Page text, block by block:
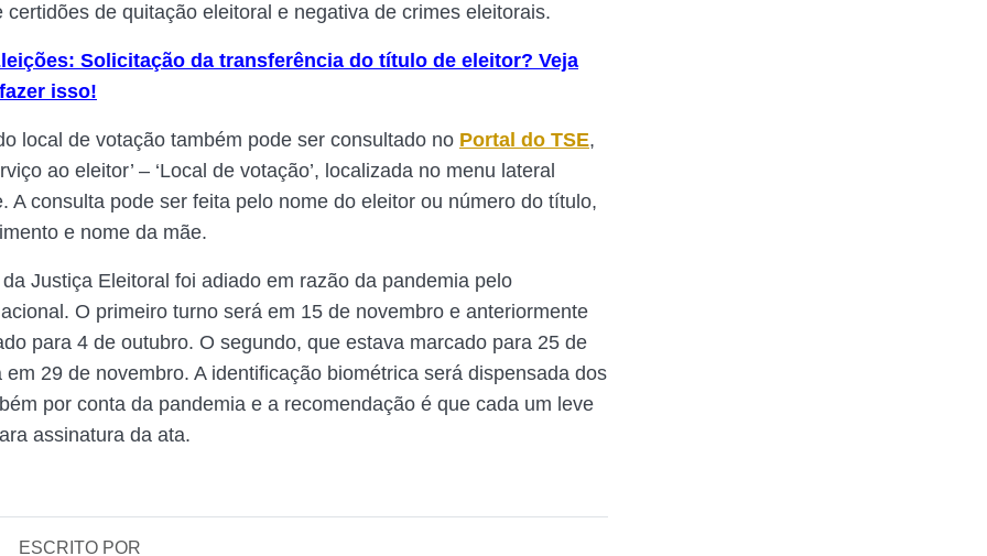
certidões de quitação eleitoral e negativa de crimes eleitorais.
Solicitação da transferência do título de eleitor? Veja
isso!
local de votação também pode ser consultado no Portal do TSE,
ao eleitor’ – ‘Local de votação’, localizada no menu lateral
A consulta pode ser feita pelo nome do eleitor ou número do título,
e nome da mãe.
Justiça Eleitoral foi adiado em razão da pandemia pelo
O primeiro turno será em 15 de novembro e anteriormente
para 4 de outubro. O segundo, que estava marcado para 25 de
em 29 de novembro. A identificação biométrica será dispensada dos
por conta da pandemia e a recomendação é que cada um leve
assinatura da ata.
ESCRITO POR